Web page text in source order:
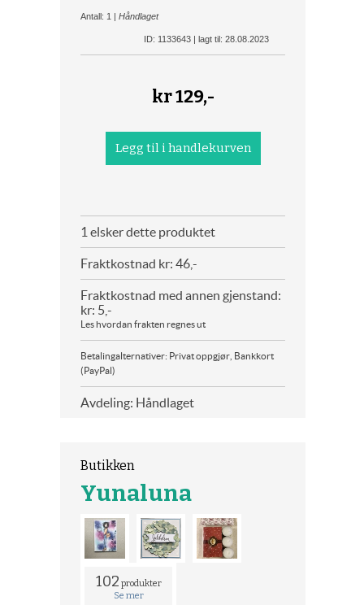
Antall: 1 | Håndlaget
ID: 1133643 | lagt til: 28.08.2023
kr129,-
1 elsker dette produktet
Fraktkostnad kr: 46,-
Fraktkostnad med annen gjenstand:
kr: 5,-
Les hvordan frakten regnes ut
Betalingalternativer: Privat oppgjør, Bankkort
(PayPal)
Avdeling: Håndlaget
Butikken
Yunaluna
102 produkter
Se mer